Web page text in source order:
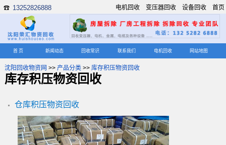
☎ 13252826888 首页
设备回收
变压器回收
电机回收
首 页 新闻动态 回收常识 联系我们 电机回收 网站地图
沈阳回收物资网 >> 产品分类>> 库存积压物资回收
库存积压物资回收
仓库积压物资回收